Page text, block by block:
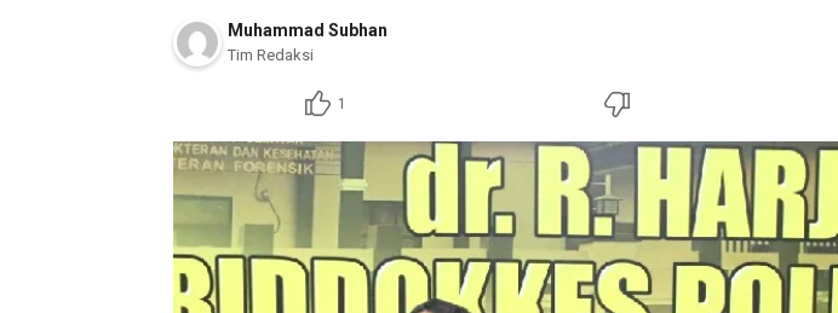
Muhammad Subhan
Tim Redaksi
1